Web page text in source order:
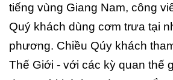
tiếng vùng Giang Nam, công
Quý khách dùng cơm trưa tại
phương. Chiều Qúy khách
Thế Giới - với các kỳ quan thế